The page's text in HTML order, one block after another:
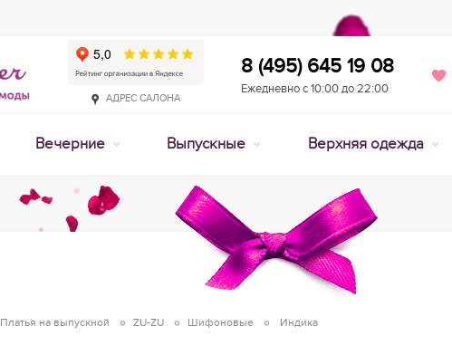
АДРЕС САЛОНА
8 (495) 645 19 08
Ежедневно с 10:00 до 22:00
Вечерние Выпускные Верхняя одежда
Платья на выпускной ZU-ZU Шифоновые Индика